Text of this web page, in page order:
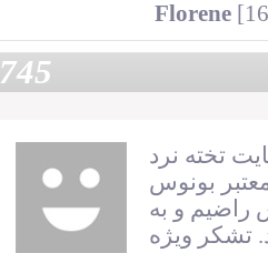
Florene
745
تخته نرد
بونوس
خدماتش راضیم و به